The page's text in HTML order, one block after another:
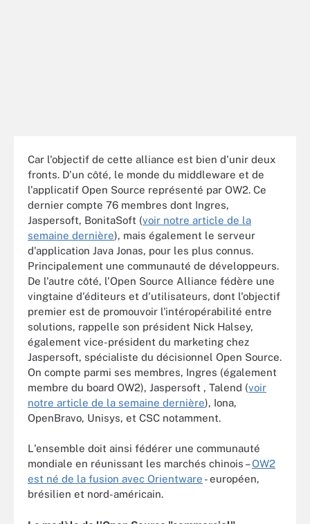
Car l'objectif de cette alliance est bien d'unir deux
fronts. D'un côté, le monde du middleware et de
l'applicatif Open Source représenté par OW2. Ce
dernier compte 76 membres dont Ingres,
Jaspersoft, BonitaSoft (voir notre article de la
semaine dernière), mais également le serveur
d'application Java Jonas, pour les plus connus.
Principalement une communauté de développeurs.
De l'autre côté, l'Open Source Alliance fédère une
vingtaine d'éditeurs et d'utilisateurs, dont l'objectif
premier est de promouvoir l'intéropérabilité entre
solutions, rappelle son président Nick Halsey,
également vice-président du marketing chez
Jaspersoft, spécialiste du décisionnel Open Source.
On compte parmi ses membres, Ingres (également
membre du board OW2), Jaspersoft , Talend (voir
notre article de la semaine dernière), Iona,
OpenBravo, Unisys, et CSC notamment.
L'ensemble doit ainsi fédérer une communauté
mondiale en réunissant les marchés chinois –OW2
est né de la fusion avec Orientware - européen,
brésilien et nord-américain.